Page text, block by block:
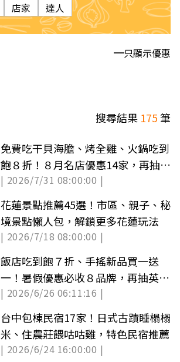
店家 達人
只顯示優惠
搜尋結果 175筆
免費吃干貝海膽、烤全雞、火鍋吃到
飽８折！８月名店優惠14家，再抽古
堡旅宿
| 2026/7/31 08:00:00 |
花蓮景點推薦45選！市區、親子、秘
境景點懶人包，解鎖更多花蓮玩法
| 2026/7/18 08:00:00 |
飯店吃到飽７折、手搖新品買一送
一！暑假優惠必收８品牌，再抽英式
城堡旅宿（中獎公布）
| 2026/6/26 06:11:16 |
台中包棟民宿17家！日式古蹟睡榻榻
米、住農莊餵咕咕雞，特色民宿推薦
| 2026/6/24 16:00:00 |